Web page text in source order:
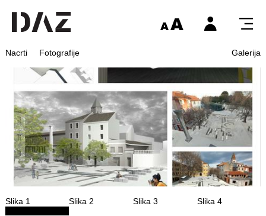
Nacrti Fotografije Galerija
Slika 1 Slika 2 Slika 3 Slika 4